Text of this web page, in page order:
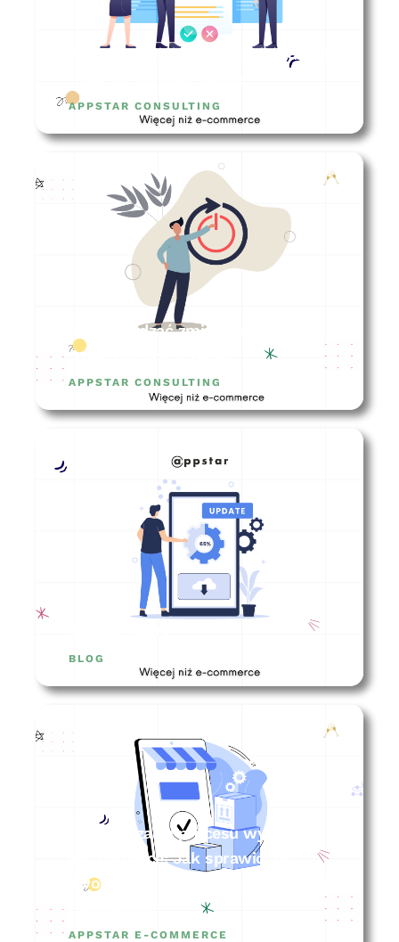
Rekrutacja ecommerce menadżera
APPSTAR CONSULTING
Jak zarządzać zmianą w firmie? –
5 najczęstszych barier
APPSTAR CONSULTING
BLOG
Optymalizacja procesu wysyłki w
e-commerce: Jak sprawić, by
Twoje zamówienia wyszły szybciej
APPSTAR E-COMMERCE